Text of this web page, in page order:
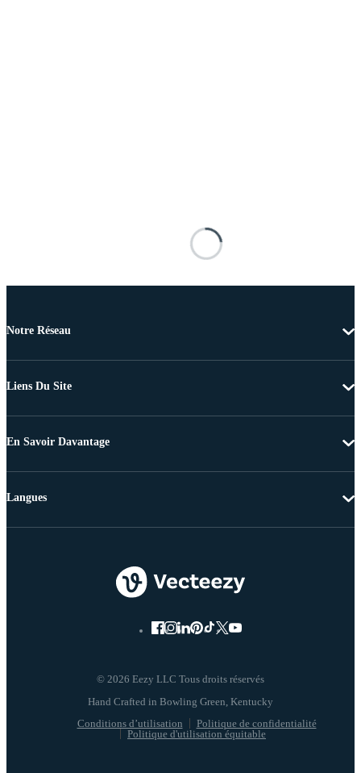
Notre Réseau
Liens Du Site
En Savoir Davantage
© 2026 Eezy LLC Tous droits réservés
Conditions d’utilisation
Politique de confidentialité
Politique d'utilisation équitable
Langues